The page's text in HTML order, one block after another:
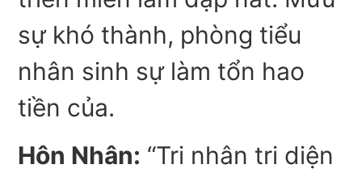
sự khó thành, phòng tiểu
nhân sinh sự làm tổn hao
tiền của.
Hôn Nhân: “Tri nhân tri diện